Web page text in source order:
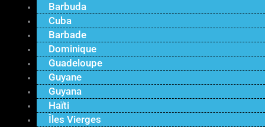
Barbuda
Cuba
Barbade
Dominique
Guadeloupe
Guyane
Guyana
Haïti
Îles Vierges